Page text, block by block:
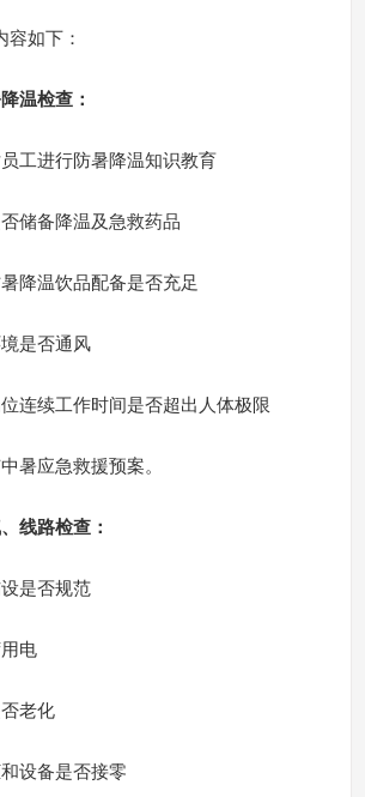
容如下：
温检查：
工进行防暑降温知识教育
储备降温及急救药品
降温饮品配备是否充足
是否通风
连续工作时间是否超出人体极限
暑应急救援预案。
线路检查：
是否规范
电
老化
设备是否接零